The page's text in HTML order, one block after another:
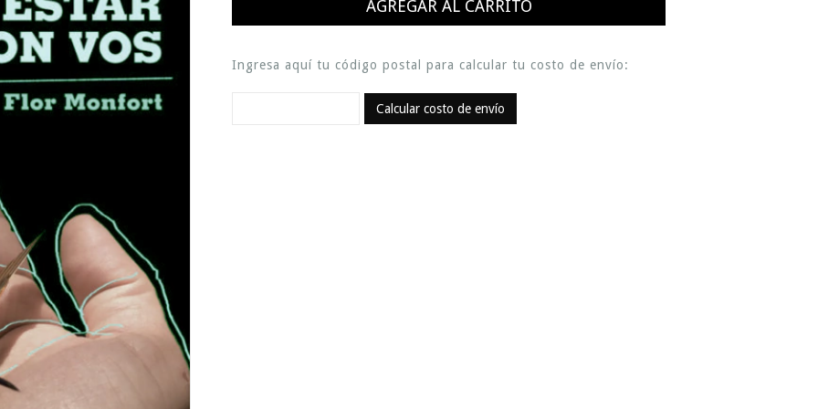
Ingresa aquí tu código postal para calcular tu costo de envío:
Calcular costo de envío